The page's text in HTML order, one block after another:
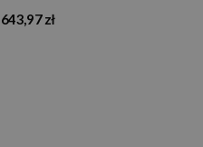
643,97 zł